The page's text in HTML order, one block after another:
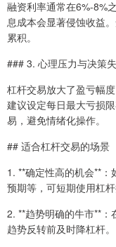
融资利率通常在6%-8%
息成本会显著侵蚀收益
累积。
### 3. 心理压力与决策
杠杆交易放大了盈亏幅
建议设定每日最大亏损
易，避免情绪化操作。
## 适合杠杆交易的场景
1. **确定性高的机会**
预期等，可短期使用杠杆
2. **趋势明确的牛市**
趋势反转前及时降杠杆。